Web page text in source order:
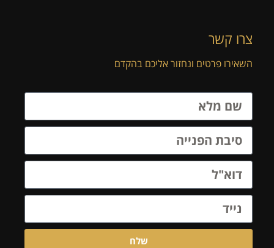
צרו קשר
השאירו פרטים ונחזור אליכם בהקדם
שלח